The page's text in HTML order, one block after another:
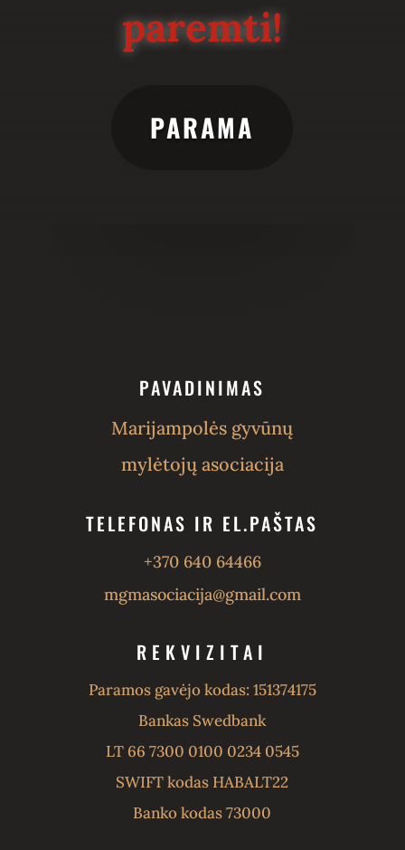
paremti!
PARAMA
PAVADINIMAS
Marijampolės gyvūnų
mylėtojų asociacija
TELEFONAS IR EL.PAŠTAS
+370 640 64466
mgmasociacija@gmail.com
REKVIZITAI
Paramos gavėjo kodas: 151374175
Bankas Swedbank
LT 66 7300 0100 0234 0545
SWIFT kodas HABALT22
Banko kodas 73000